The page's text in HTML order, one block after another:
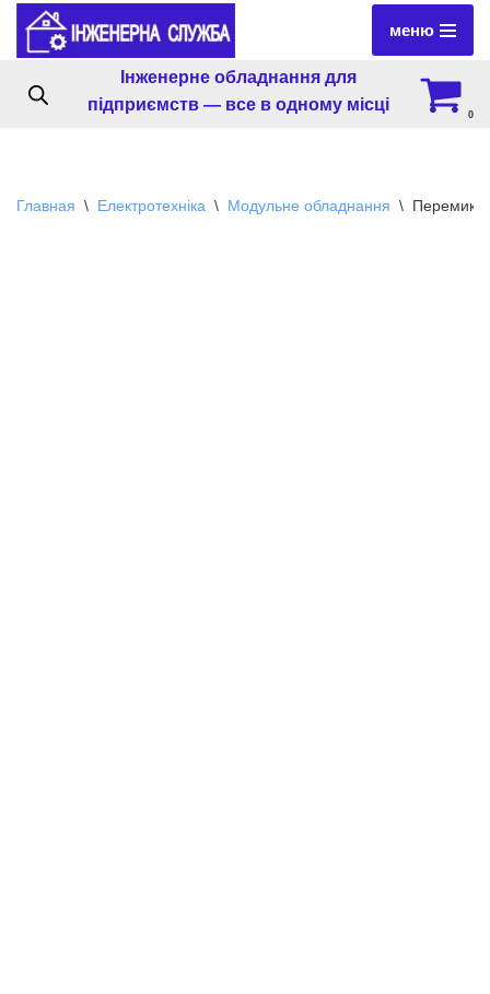
Перейти
содержимому
меню
Інженерне обладнання для
підприємств — все в одному місці
0
Главная \ Електротехніка \ Модульне обладнання \